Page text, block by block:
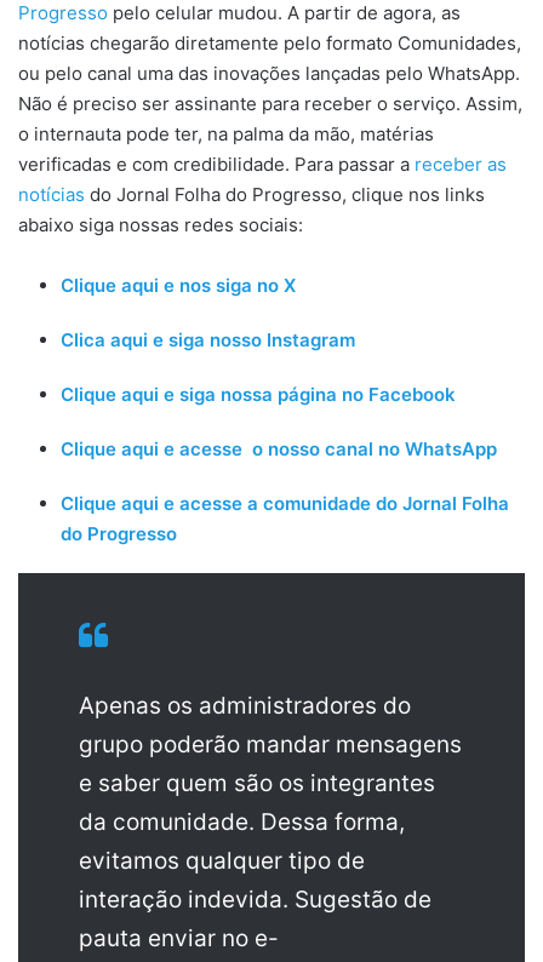
Progresso pelo celular mudou. A partir de agora, as
notícias chegarão diretamente pelo formato Comunidades,
ou pelo canal uma das inovações lançadas pelo WhatsApp.
Não é preciso ser assinante para receber o serviço. Assim,
o internauta pode ter, na palma da mão, matérias
verificadas e com credibilidade. Para passar a receber as
notícias do Jornal Folha do Progresso, clique nos links
abaixo siga nossas redes sociais:
Clique aqui e nos siga no X
Clica aqui e siga nosso Instagram
Clique aqui e siga nossa página no Facebook
Clique aqui e acesse o nosso canal no WhatsApp
Clique aqui e acesse a comunidade do Jornal Folha
do Progresso
Apenas os administradores do
grupo poderão mandar mensagens
e saber quem são os integrantes
da comunidade. Dessa forma,
evitamos qualquer tipo de
interação indevida. Sugestão de
pauta enviar no e-